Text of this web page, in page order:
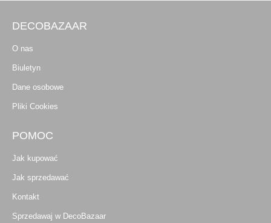
DECOBAZAAR
O nas
Biuletyn
Dane osobowe
Pliki Cookies
POMOC
Jak kupować
Jak sprzedawać
Kontakt
Sprzedawaj w DecoBazaar